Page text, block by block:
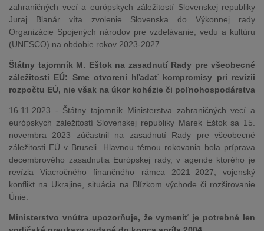
zahraničných vecí a európskych záležitostí Slovenskej republiky
Juraj Blanár víta zvolenie Slovenska do Výkonnej rady
Organizácie Spojených národov pre vzdelávanie, vedu a kultúru
(UNESCO) na obdobie rokov 2023-2027.
Štátny tajomník M. Eštok na zasadnutí Rady pre všeobecné
záležitosti EÚ: Sme otvorení hľadať kompromisy pri revízii
rozpočtu EÚ, nie však na úkor kohézie či poľnohospodárstva
16.11.2023 - Štátny tajomník Ministerstva zahraničných vecí a
európskych záležitostí Slovenskej republiky Marek Eštok sa 15.
novembra 2023 zúčastnil na zasadnutí Rady pre všeobecné
záležitosti EÚ v Bruseli. Hlavnou témou rokovania bola príprava
decembrového zasadnutia Európskej rady, v agende ktorého je
revízia Viacročného finančného rámca 2021–2027, vojenský
konflikt na Ukrajine, situácia na Blízkom východe či rozširovanie
Únie.
Ministerstvo vnútra upozorňuje, že vymeniť je potrebné len